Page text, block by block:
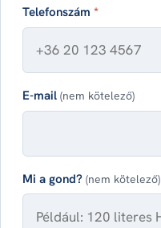
Telefonszám*
E-mail(nem kötelező)
Mi a gond?(nem kötelező)